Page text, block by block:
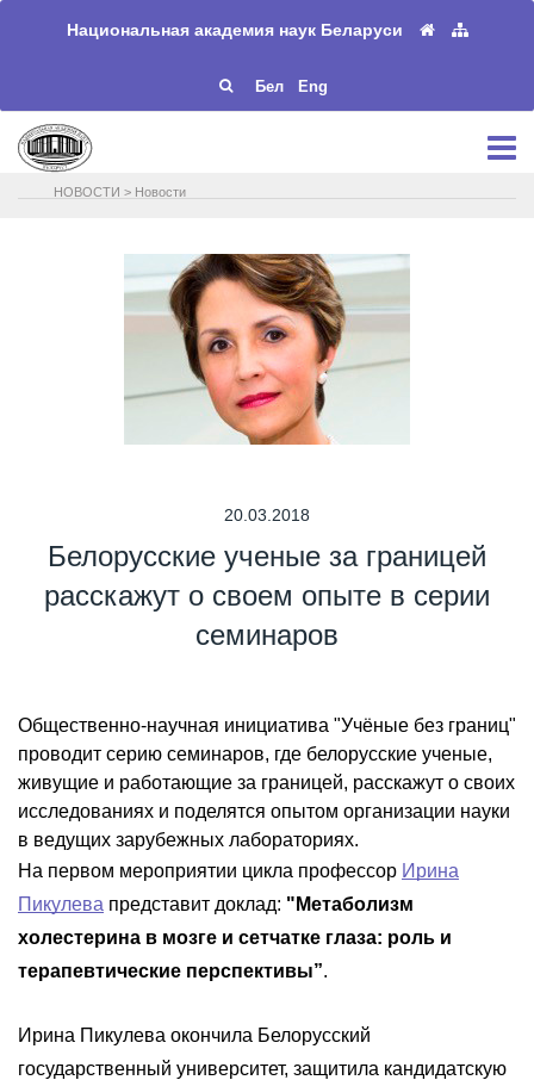
Национальная академия наук Беларуси
Бел Eng
НОВОСТИ > Новости
20.03.2018
Белорусские ученые за границей
расскажут о своем опыте в серии
семинаров
Общественно-научная инициатива "Учёные без границ"
проводит серию семинаров, где белорусские ученые,
живущие и работающие за границей, расскажут о своих
исследованиях и поделятся опытом организации науки
в ведущих зарубежных лабораториях.
На первом мероприятии цикла профессор Ирина
Пикулева представит доклад: "Метаболизм
холестерина в мозге и сетчатке глаза: роль и
терапевтические перспективы”.
Ирина Пикулева окончила Белорусский
государственный университет, защитила кандидатскую